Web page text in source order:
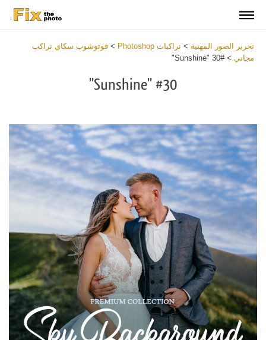
تحرير الصور المهنية > تراكبات Photoshop > فوتوشوب سكاي تراكب
مجاني >
#30 "Sunshine"
#30 "Sunshine"
رجاء اختر
Free Photoshop Overlay #30
Small 800*533px
Download
Free